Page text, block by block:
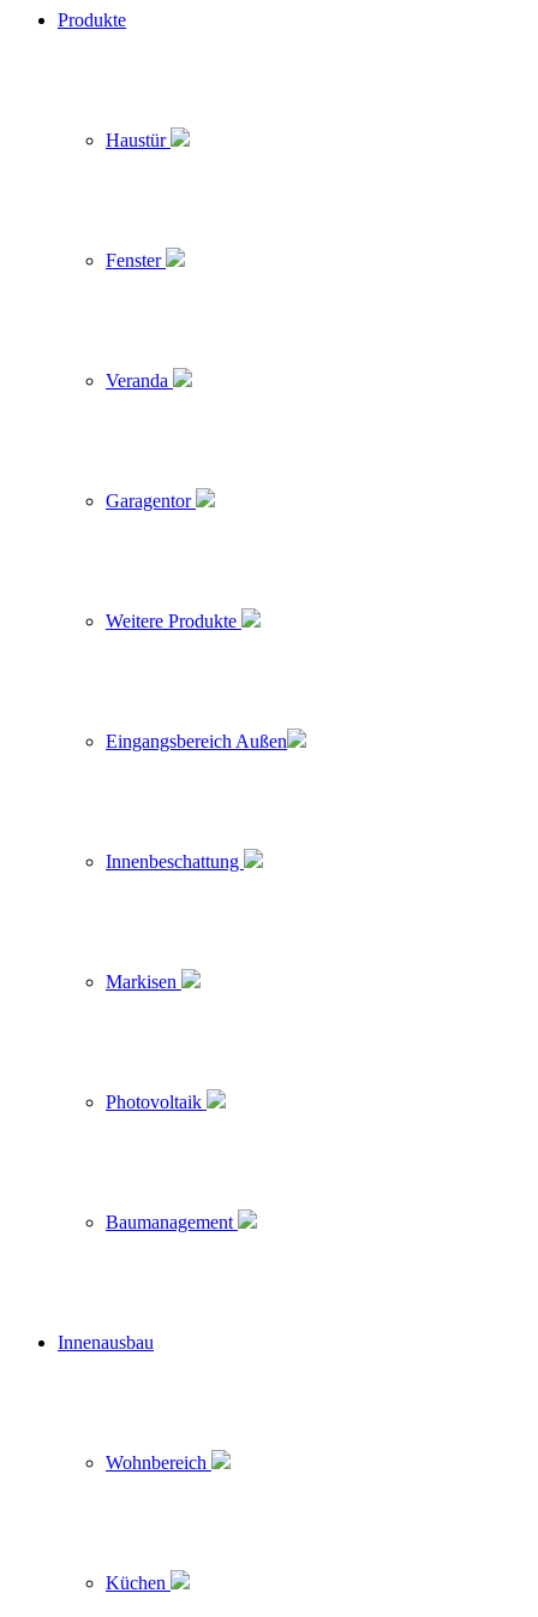
Produkte
Haustür
Fenster
Veranda
Garagentor
Weitere Produkte
Eingangsbereich Außen
Innenbeschattung
Markisen
Photovoltaik
Baumanagement
Innenausbau
Wohnbereich
Küchen